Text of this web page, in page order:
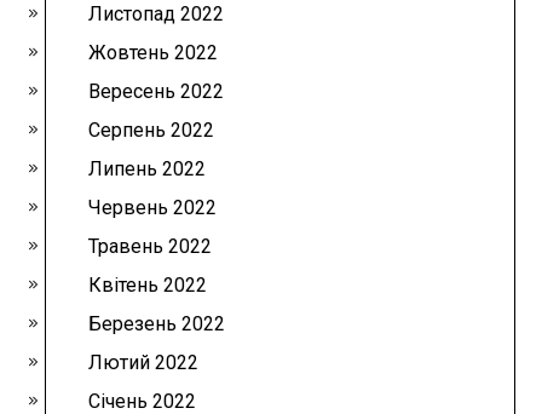
Листопад 2022
Жовтень 2022
Вересень 2022
Серпень 2022
Липень 2022
Червень 2022
Травень 2022
Квітень 2022
Березень 2022
Лютий 2022
Січень 2022